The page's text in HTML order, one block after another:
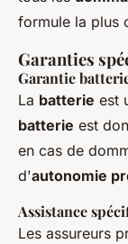
formule la plus
Garanties
Garantie
La batterie est
batterie est
en cas de
d'autonomie
Assistance
Les assureurs